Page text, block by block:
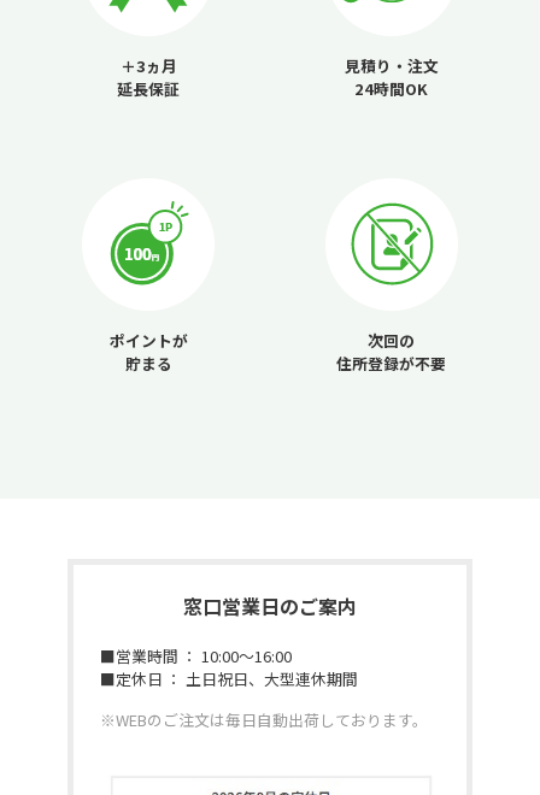
＋3ヵ月
延長保証
見積り・注文
24時間OK
ポイントが
貯まる
次回の
住所登録が不要
窓口営業日のご案内
■営業時間 ： 10:00～16:00
■定休日 ： 土日祝日、大型連休期間
※WEBのご注文は毎日自動出荷しております。